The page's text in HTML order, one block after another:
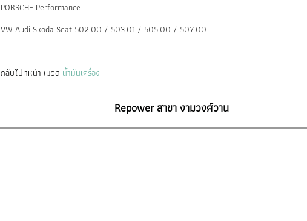
PORSCHE Performance
VW Audi Skoda Seat 502.00 / 503.01 / 505.00 / 507.00
กลับไปที่หน้าหมวด น้ำมันเครื่อง
Repower สาขา งามวงศ์วาน